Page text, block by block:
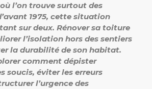
l’on trouve surtout des
1975, cette situation
sur deux. Rénover sa toiture
l’isolation hors des sentiers
la durabilité de son habitat.
comment dépister
soucis, éviter les erreurs
l’urgence des